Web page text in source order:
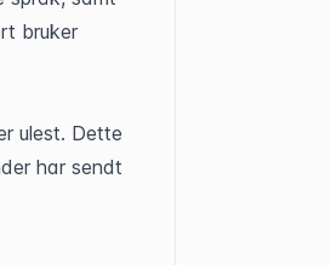
bruker
ulest. Dette
har sendt